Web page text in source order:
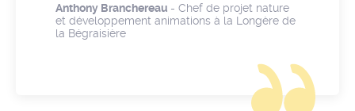
Anthony Branchereau - Chef de projet nature
et développement animations à la Longère de
la Bégraisière